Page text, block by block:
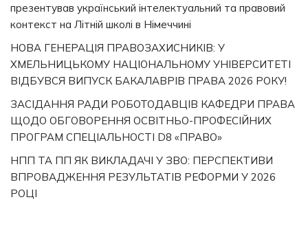
презентував український інтелектуальний та правовий
контекст на Літній школі в Німеччині
НОВА ГЕНЕРАЦІЯ ПРАВОЗАХИСНИКІВ: У
ХМЕЛЬНИЦЬКОМУ НАЦІОНАЛЬНОМУ УНІВЕРСИТЕТІ
ВІДБУВСЯ ВИПУСК БАКАЛАВРІВ ПРАВА 2026 РОКУ!
ЗАСІДАННЯ РАДИ РОБОТОДАВЦІВ КАФЕДРИ ПРАВА
ЩОДО ОБГОВОРЕННЯ ОСВІТНЬО-ПРОФЕСІЙНИХ
ПРОГРАМ СПЕЦІАЛЬНОСТІ D8 «ПРАВО»
НПП ТА ПП ЯК ВИКЛАДАЧІ У ЗВО: ПЕРСПЕКТИВИ
ВПРОВАДЖЕННЯ РЕЗУЛЬТАТІВ РЕФОРМИ У 2026
РОЦІ